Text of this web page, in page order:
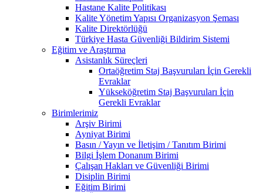
Hastane Kalite Politikası
Kalite Yönetim Yapısı Organizasyon Şeması
Kalite Direktörlüğü
Türkiye Hasta Güvenliği Bildirim Sistemi
Eğitim ve Araştırma
Asistanlık Süreçleri
Ortaöğretim Staj Başvuruları İçin Gerekli
Evraklar
Yükseköğretim Staj Başvuruları İçin
Gerekli Evraklar
Birimlerimiz
Arşiv Birimi
Ayniyat Birimi
Basın / Yayın ve İletişim / Tanıtım Birimi
Bilgi İşlem Donanım Birimi
Çalışan Hakları ve Güvenliği Birimi
Disiplin Birimi
Eğitim Birimi